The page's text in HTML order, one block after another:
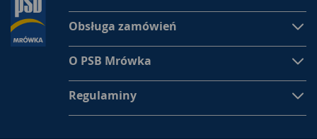
Obsługa zamówień
O PSB Mrówka
Regulaminy